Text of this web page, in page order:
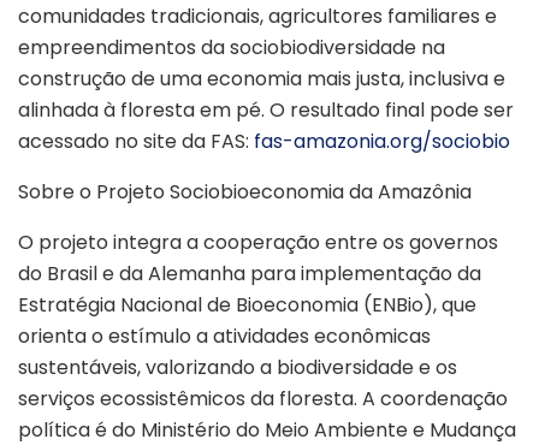
comunidades tradicionais, agricultores familiares e
empreendimentos da sociobiodiversidade na
construção de uma economia mais justa, inclusiva e
alinhada à floresta em pé. O resultado final pode ser
acessado no site da FAS: fas-amazonia.org/sociobio
Sobre o Projeto Sociobioeconomia da Amazônia
O projeto integra a cooperação entre os governos
do Brasil e da Alemanha para implementação da
Estratégia Nacional de Bioeconomia (ENBio), que
orienta o estímulo a atividades econômicas
sustentáveis, valorizando a biodiversidade e os
serviços ecossistêmicos da floresta. A coordenação
política é do Ministério do Meio Ambiente e Mudança